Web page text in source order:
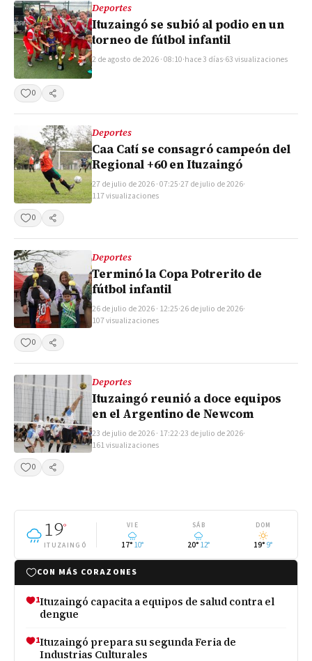
Deportes
Ituzaingó se subió al podio en un
torneo de fútbol infantil
2 de agosto de 2026 · 08:10·hace 3 días·63 visualizaciones
0 Compartir
Deportes
Caa Catí se consagró campeón del
Regional +60 en Ituzaingó
27 de julio de 2026 · 07:25·27 de julio de 2026·
117 visualizaciones
0
Compartir
Deportes
Terminó la Copa Potrerito de
fútbol infantil
26 de julio de 2026 · 12:25·26 de julio de 2026·
107 visualizaciones
0
Compartir
Deportes
Ituzaingó reunió a doce equipos
en el Argentino de Newcom
23 de julio de 2026 · 17:22·23 de julio de 2026·
161 visualizaciones
0
Compartir
19°
ITUZAINGÓ
VIE
17° 10°
SÁB
20° 12°
DOM
19° 9°
CON MÁS CORAZONES
1Ituzaingó capacita a equipos de salud contra el
dengue
1Ituzaingó prepara su segunda Feria de
Industrias Culturales